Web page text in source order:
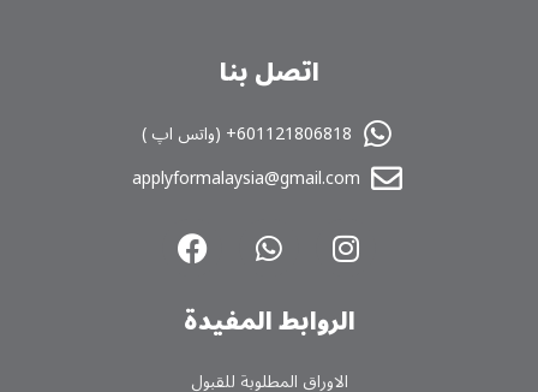
اتصل بنا
601121806818+ (واتس اپ )
applyformalaysia@gmail.com
الروابط المفیدة
الاوراق المطلوبة للقبول